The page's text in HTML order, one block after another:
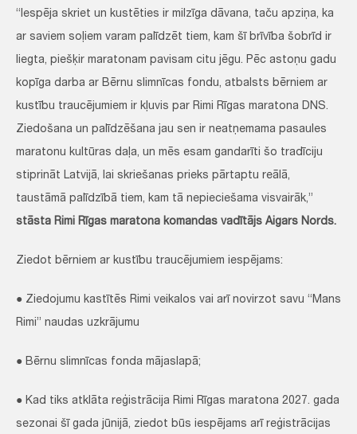
“Iespēja skriet un kustēties ir milzīga dāvana, taču apziņa, ka
ar saviem soļiem varam palīdzēt tiem, kam šī brīvība šobrīd ir
liegta, piešķir maratonam pavisam citu jēgu. Pēc astoņu gadu
kopīga darba ar Bērnu slimnīcas fondu, atbalsts bērniem ar
kustību traucējumiem ir kļuvis par Rimi Rīgas maratona DNS.
Ziedošana un palīdzēšana jau sen ir neatņemama pasaules
maratonu kultūras daļa, un mēs esam gandarīti šo tradīciju
stiprināt Latvijā, lai skriešanas prieks pārtaptu reālā,
taustāmā palīdzībā tiem, kam tā nepieciešama visvairāk,”
stāsta Rimi Rīgas maratona komandas vadītājs Aigars Nords.
Ziedot bērniem ar kustību traucējumiem iespējams:
● Ziedojumu kastītēs Rimi veikalos vai arī novirzot savu “Mans
Rimi” naudas uzkrājumu
● Bērnu slimnīcas fonda mājaslapā;
● Kad tiks atklāta reģistrācija Rimi Rīgas maratona 2027. gada
sezonai šī gada jūnijā, ziedot būs iespējams arī reģistrācijas